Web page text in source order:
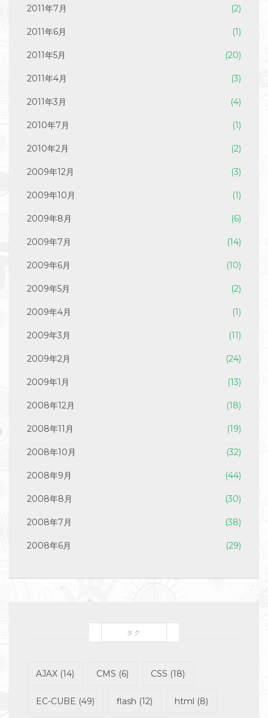
2011年7月 (2)
2011年6月 (1)
2011年5月 (20)
2011年4月 (3)
2011年3月 (4)
2010年7月 (1)
2010年2月 (2)
2009年12月 (3)
2009年10月 (1)
2009年8月 (6)
2009年7月 (14)
2009年6月 (10)
2009年5月 (2)
2009年4月 (1)
2009年3月 (11)
2009年2月 (24)
2009年1月 (13)
2008年12月 (18)
2008年11月 (19)
2008年10月 (32)
2008年9月 (44)
2008年8月 (30)
2008年7月 (38)
2008年6月 (29)
タグ
AJAX (14) CMS (6) CSS (18)
EC-CUBE (49) flash (12) html (8)